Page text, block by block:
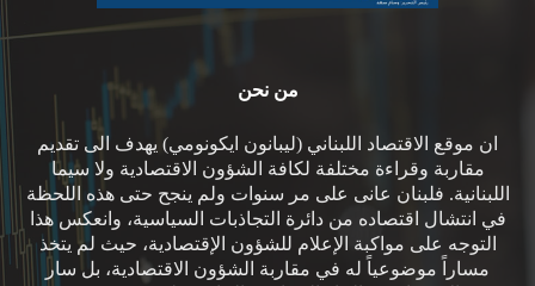
من نحن
ان موقع الاقتصاد اللبناني (ليبانون ايكونومي) يهدف الى تقديم
مقاربة وقراءة مختلفة لكافة الشؤون الاقتصادية ولا سيما
اللبنانية. فلبنان عانى على مر سنوات ولم ينجح حتى هذه اللحظة
في انتشال اقتصاده من دائرة التجاذبات السياسية، وانعكس هذا
التوجه على مواكبة الإعلام للشؤون الإقتصادية، حيث لم يتخذ
مساراً موضوعياً له في مقاربة الشؤون الاقتصادية، بل سار